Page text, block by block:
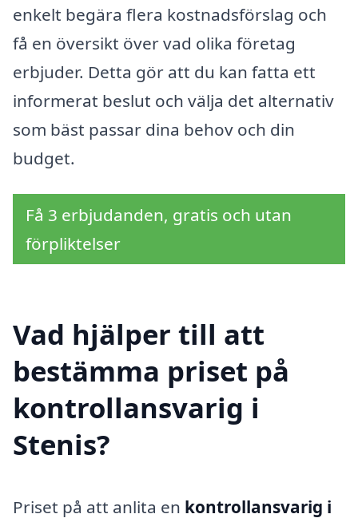
enkelt begära flera kostnadsförslag och
få en översikt över vad olika företag
erbjuder. Detta gör att du kan fatta ett
informerat beslut och välja det alternativ
som bäst passar dina behov och din
budget.
Få 3 erbjudanden, gratis och utan
förpliktelser
Vad hjälper till att
bestämma priset på
kontrollansvarig i
Stenis?
Priset på att anlita en kontrollansvarig i